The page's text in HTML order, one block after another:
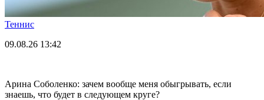
Теннис
09.08.26 13:42
Арина Соболенко: зачем вообще меня обыгрывать, если
знаешь, что будет в следующем круге?